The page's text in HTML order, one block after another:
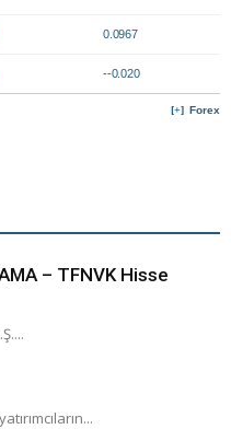
0.0967
--0.020
Forex
– TFNVK Hisse